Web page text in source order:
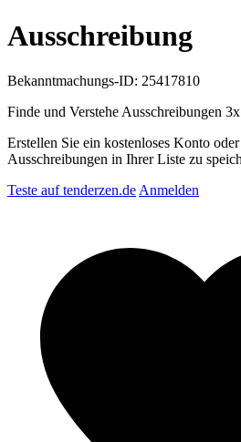
Ausschreibung
Bekanntmachungs-ID: 25417810
Finde und Verstehe Ausschreibungen
Erstellen Sie ein kostenloses Konto
Ausschreibungen in Ihrer Liste zu
Teste auf tenderzen.de Anmelden